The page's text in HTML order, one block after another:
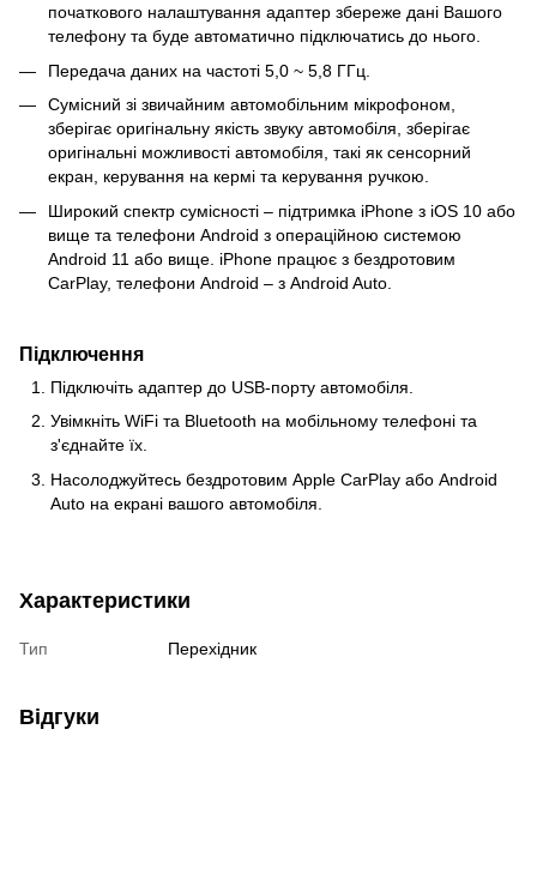
початкового налаштування адаптер збереже дані Вашого
телефону та буде автоматично підключатись до нього.
Передача даних на частоті 5,0 ~ 5,8 ГГц.
Сумісний зі звичайним автомобільним мікрофоном,
зберігає оригінальну якість звуку автомобіля, зберігає
оригінальні можливості автомобіля, такі як сенсорний
екран, керування на кермі та керування ручкою.
Широкий спектр сумісності – підтримка iPhone з iOS 10 або
вище та телефони Android з операційною системою
Android 11 або вище. iPhone працює з бездротовим
CarPlay, телефони Android – з Android Auto.
Підключення
Підключіть адаптер до USB-порту автомобіля.
Увімкніть WiFi та Bluetooth на мобільному телефоні та
з'єднайте їх.
Насолоджуйтесь бездротовим Apple CarPlay або Android
Auto на екрані вашого автомобіля.
Характеристики
Тип Перехідник
Відгуки